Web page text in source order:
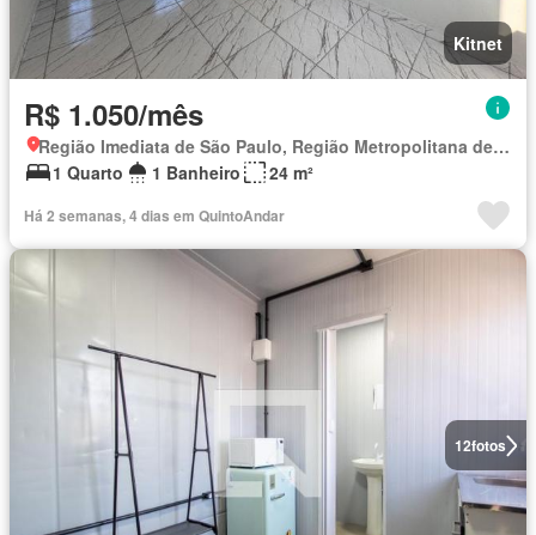
Kitnet
R$ 1.050/mês
Região Imediata de São Paulo, Região Metropolitana de São Paulo
1 Quarto
1 Banheiro 24 m²
Há 2 semanas, 4 dias em QuintoAndar
12fotos